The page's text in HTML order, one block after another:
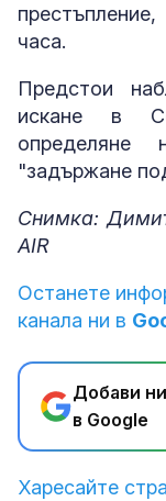
часа.
Предстои
искане в
определяне
"задържане
Снимка:
AIR
Останете
канала ни в
Добави
в Google
Харесайте